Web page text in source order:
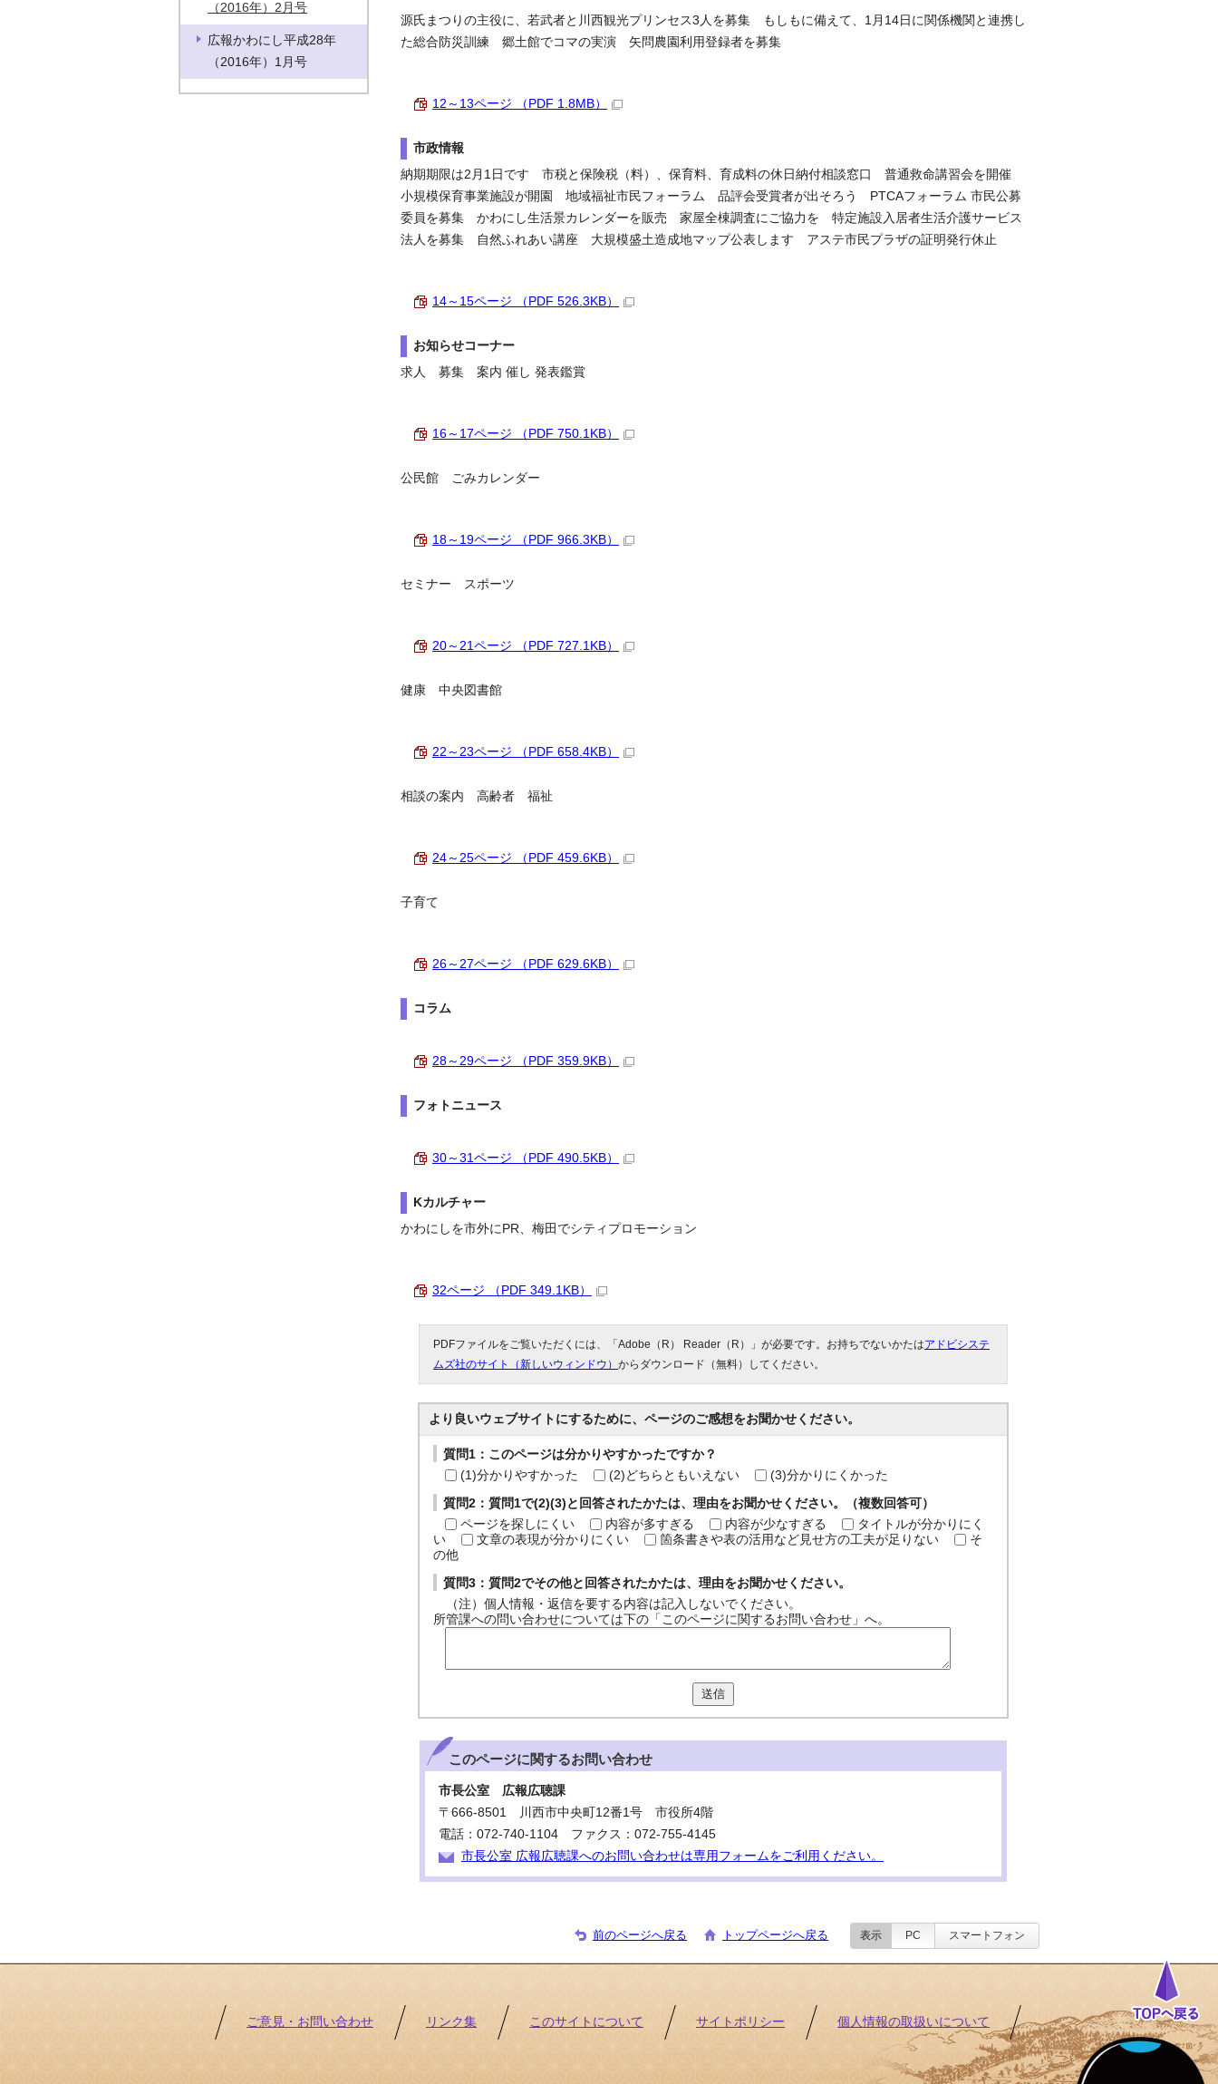
源氏まつりの主役に、若武者と川西観光プリンセス3人を募集 もしもに備えて、1月14日に関係機関と連携し
た総合防災訓練 郷土館でコマの実演 矢問農園利用登録者を募集
12～13ページ （PDF 1.8MB）
市政情報
納期期限は2月1日です 市税と保険税（料）、保育料、育成料の休日納付相談窓口 普通救命講習会を開催
小規模保育事業施設が開園 地域福祉市民フォーラム 品評会受賞者が出そろう PTCAフォーラム 市民公募
委員を募集 かわにし生活景カレンダーを販売 家屋全棟調査にご協力を 特定施設入居者生活介護サービス
法人を募集 自然ふれあい講座 大規模盛土造成地マップ公表します アステ市民プラザの証明発行休止
14～15ページ （PDF 526.3KB）
お知らせコーナー
求人 募集 案内 催し 発表鑑賞
16～17ページ （PDF 750.1KB）
公民館 ごみカレンダー
18～19ページ （PDF 966.3KB）
セミナー スポーツ
20～21ページ （PDF 727.1KB）
健康 中央図書館
22～23ページ （PDF 658.4KB）
相談の案内 高齢者 福祉
24～25ページ （PDF 459.6KB）
子育て
26～27ページ （PDF 629.6KB）
コラム
28～29ページ （PDF 359.9KB）
フォトニュース
30～31ページ （PDF 490.5KB）
Kカルチャー
かわにしを市外にPR、梅田でシティプロモーション
32ページ （PDF 349.1KB）
PDFファイルをご覧いただくには、「Adobe（R） Reader（R）」が必要です。お持ちでないかたはアドビシステ
ムズ社のサイト（新しいウィンドウ） からダウンロード（無料）してください。
より良いウェブサイトにするために、ページのご感想をお聞かせください。
質問1：このページは分かりやすかったですか？
(1)分かりやすかった
(2)どちらともいえない (3)分かりにくかった
質問2：質問1で(2)(3)と回答されたかたは、理由をお聞かせください。（複数回答可）
ページを探しにくい
内容が多すぎる 内容が少なすぎる
タイトルが分かりにく
い
文章の表現が分かりにくい 箇条書きや表の活用など見せ方の工夫が足りない
そ
の他
質問3：質問2でその他と回答されたかたは、理由をお聞かせください。
（注）個人情報・返信を要する内容は記入しないでください。
所管課への問い合わせについては下の「このページに関するお問い合わせ」へ。
送信
このページに関するお問い合わせ
市長公室 広報広聴課
〒666-8501 川西市中央町12番1号 市役所4階
電話：072-740-1104 ファクス：072-755-4145
市長公室 広報広聴課へのお問い合わせは専用フォームをご利用ください。
（2016年）2月号
広報かわにし平成28年
（2016年）1月号
前のページへ戻る トップページへ戻る 表示 PC スマートフォン
ご意見・お問い合わせ リンク集 このサイトについて サイトポリシー 個人情報の取扱いについて